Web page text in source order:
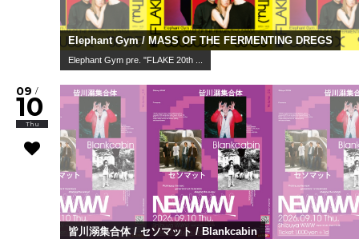
Elephant Gym / MASS OF THE FERMENTING DREGS
Elephant Gym pre. "FLAKE 20th ...
09 /
10
Thu
皆川溺集合体 / セソマット / Blankcabin